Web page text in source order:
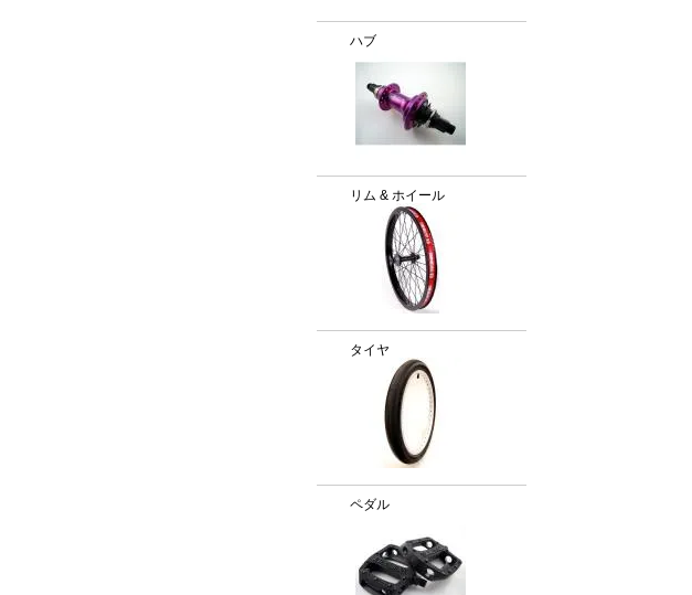
ハブ
リム & ホイール
タイヤ
ペダル